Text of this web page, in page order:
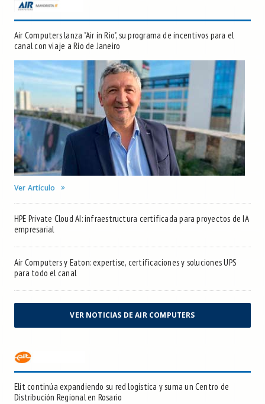
Air Computers lanza "Air in Rio", su programa de incentivos para el
canal con viaje a Río de Janeiro
Ver Artículo
HPE Private Cloud AI: infraestructura certificada para proyectos de IA
empresarial
Air Computers y Eaton: expertise, certificaciones y soluciones UPS
para todo el canal
VER NOTICIAS DE AIR COMPUTERS
Elit continúa expandiendo su red logística y suma un Centro de
Distribución Regional en Rosario